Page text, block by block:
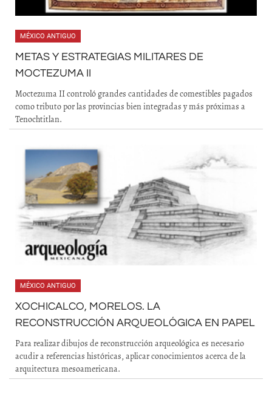
MÉXICO ANTIGUO
METAS Y ESTRATEGIAS MILITARES DE
MOCTEZUMA II
Moctezuma II controló grandes cantidades de comestibles pagados
como tributo por las provincias bien integradas y más próximas a
Tenochtitlan.
MÉXICO ANTIGUO
XOCHICALCO, MORELOS. LA
RECONSTRUCCIÓN ARQUEOLÓGICA EN PAPEL
Para realizar dibujos de reconstrucción arqueológica es necesario
acudir a referencias históricas, aplicar conocimientos acerca de la
arquitectura mesoamericana.